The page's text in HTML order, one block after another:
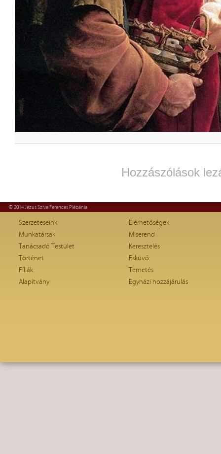
Hozzászólások
© 2014 Jézus Szíve Ferences Plébánia
Szerzeteseink
Munkatársak
Tanácsadó Testület
Történet
Fíliák
Alapítvány
Elérhetőségek
Miserend
Keresztelés
Esküvő
Temetés
Egyházi hozzájárulás